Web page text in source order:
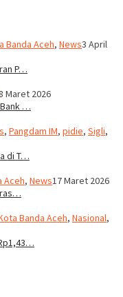
Banda Aceh, News3 April
P…
Maret 2026
…
, Pangdam IM, pidie, Sigli,
di T…
Aceh, News17 Maret 2026
Banda Aceh, Nasional,